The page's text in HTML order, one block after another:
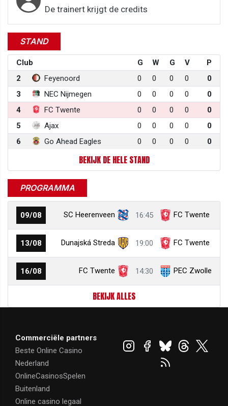
De trainert krijgt de credits
STAND
Club G W G V
P
2
Feyenoord 0 0 0 0
0
3
NEC Nijmegen 0 0 0 0
0
4
FC Twente 0 0 0 0
0
5
Ajax 0 0 0 0
0
6
Go Ahead Eagles 0 0 0 0 0
BEKIJK DE HELE STAND
PROGRAMMA
09/08 SC Heerenveen 16:45 FC Twente
13/08 Dunajská Streda 19:00 FC Twente
16/08 FC Twente 14:30 PEC Zwolle
BEKIJK ALLES
Commerciële partners
Beste Online Casino
Nederland
OnlineCasinosSpelen
Buitenland
Online casino legaal